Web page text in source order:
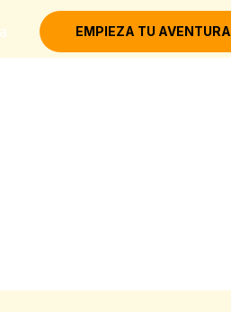
EMPIEZA TU AVENTURA